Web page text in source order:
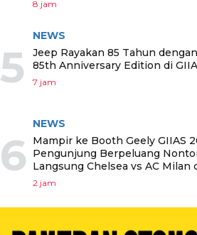
8 jam
5
NEWS
Jeep Rayakan 85 Tahun
85th Anniversary Edition di
7 jam
6
NEWS
Mampir ke Booth Geely GIIAS
Pengunjung Berpeluang
Langsung Chelsea vs AC Milan
2 jam